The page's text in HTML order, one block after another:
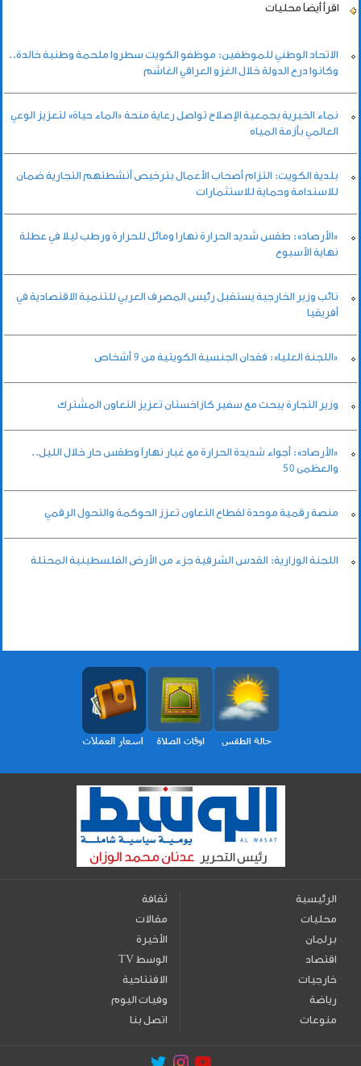
اقرأ أيضاً محليات
الاتحاد الوطني للموظفين: موظفو الكويت سطروا ملحمة وطنية خالدة..
وكانوا درع الدولة خلال الغزو العراقي الغاشم
نماء الخيرية بجمعية الإصلاح تواصل رعاية منحة «الماء حياة» لتعزيز الوعي
العالمي بأزمة المياه
بلدية الكويت: التزام أصحاب الأعمال بترخيص أنشطتهم التجارية ضمان
للاستدامة وحماية للاستثمارات
«الأرصاد»: طقس شديد الحرارة نهارا ومائل للحرارة ورطب ليلا في عطلة
نهاية الأسبوع
نائب وزير الخارجية يستقبل رئيس المصرف العربي للتنمية الاقتصادية في
أفريقيا
«اللجنة العليا»: فقدان الجنسية الكويتية من 9 أشخاص
وزير التجارة يبحث مع سفير كازاخستان تعزيز التعاون المشترك
«الأرصاد»: أجواء شديدة الحرارة مع غبار نهاراً وطقس حار خلال الليل..
والعظمى 50
منصة رقمية موحدة لقطاع التعاون تعزز الحوكمة والتحول الرقمي
اللجنة الوزارية: القدس الشرقية جزء من الأرض الفلسطينية المحتلة
الرئيسية
محليات
برلمان
اقتصاد
خارجيات
رياضة
منوعات
ثقافة
مقالات
الأخيرة
TV الوسط
الافتتاحية
وفيات اليوم
اتصل بنا